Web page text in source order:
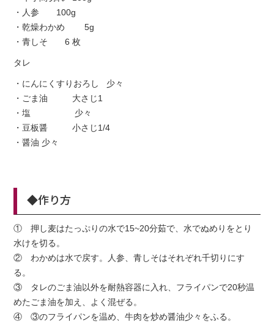
・人参 100g
・乾燥わかめ 5g
・青しそ 6 枚
タレ
・にんにくすりおろし 少々
・ごま油 大さじ1
・塩 少々
・豆板醤 小さじ1/4
・醤油 少々
◆作り方
① 押し麦はたっぷりの水で15~20分茹で、水でぬめりをとり
水けを切る。
② わかめは水で戻す。人参、青しそはそれぞれ千切りにす
る。
③ タレのごま油以外を耐熱容器に入れ、フライパンで20秒温
めたごま油を加え、よく混ぜる。
④ ③のフライパンを温め、牛肉を炒め醤油少々をふる。